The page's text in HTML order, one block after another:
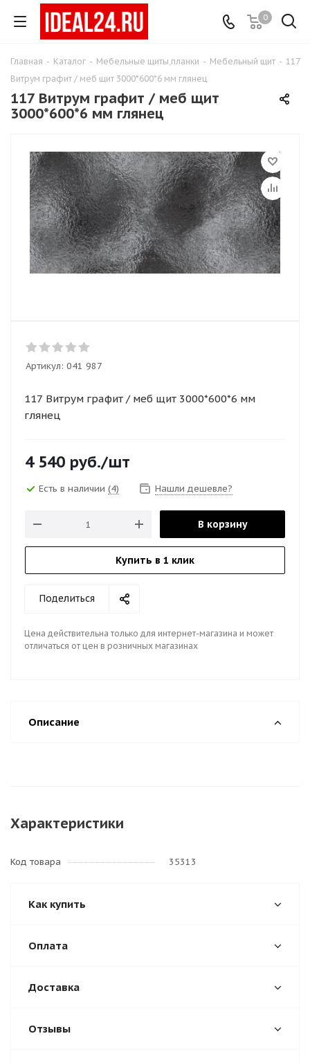
0
Главная - Каталог - Мебельные щиты,планки - Мебельный щит - 117
Витрум графит / меб щит 3000*600*6 мм глянец
117 Витрум графит / меб щит
3000*600*6 мм глянец
Артикул: 041 987
117 Витрум графит / меб щит 3000*600*6 мм
глянец
4 540 руб./шт
Есть в наличии (4) Нашли дешевле?
В корзину
Купить в 1 клик
Поделиться
Цена действительна только для интернет-магазина и может
отличаться от цен в розничных магазинах
Описание
Характеристики
Код товара 35313
Как купить
Оплата
Доставка
Отзывы